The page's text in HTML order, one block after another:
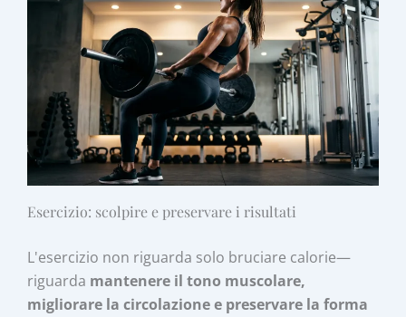
Esercizio: scolpire e preservare i risultati
L'esercizio non riguarda solo bruciare calorie—
riguarda mantenere il tono muscolare,
migliorare la circolazione e preservare la forma